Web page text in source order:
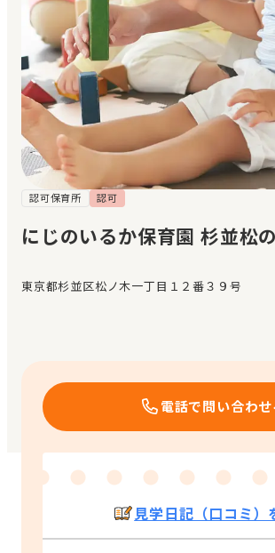
閲覧履歴
お気に入り
見学日記
メッセージ
おすすめの園
エンクルの特徴と活用方法
認可保育所 認可
にじのいるか保育園 杉並松
東京都杉並区松ノ木一丁目１２番３９号
電話で問い合わせ
見学日記（口コミ）